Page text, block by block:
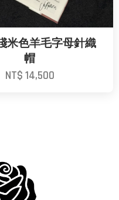
淺米色羊毛字母針織
帽
NT$ 14,500